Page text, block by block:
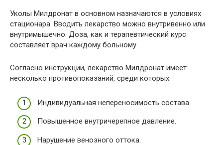
Уколы Милдронат в основном назначаются в условиях
стационара. Вводить лекарство можно внутривенно или
внутримышечно. Доза, как и терапевтический курс
составляет врач каждому больному.
Согласно инструкции, лекарство Милдронат имеет
несколько противопоказаний, среди которых:
Индивидуальная непереносимость состава.
Повышенное внутричерепное давление.
Нарушение венозного оттока.